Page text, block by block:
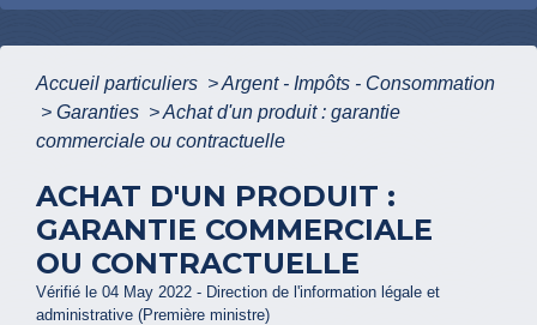
Accueil particuliers >Argent - Impôts - Consommation
> Garanties >Achat d'un produit : garantie
commerciale ou contractuelle
ACHAT D'UN PRODUIT :
GARANTIE COMMERCIALE
OU CONTRACTUELLE
Vérifié le 04 May 2022 - Direction de l'information légale et
administrative (Première ministre)